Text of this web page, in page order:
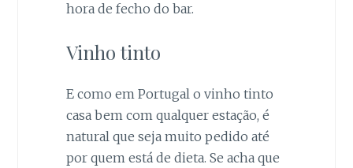
hora de fecho do bar.
Vinho tinto
E como em Portugal o vinho tinto
casa bem com qualquer estação, é
natural que seja muito pedido até
por quem está de dieta. Se acha que